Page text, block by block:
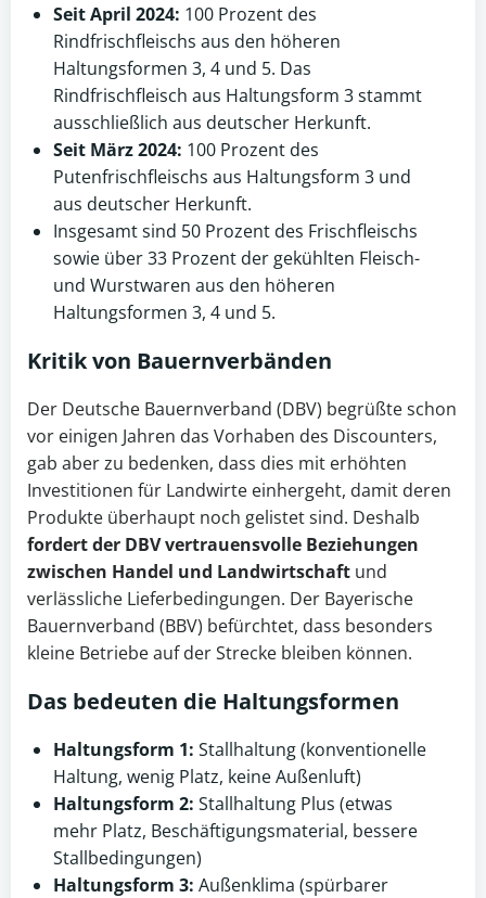
Seit April 2024: 100 Prozent des
Rindfrischfleischs aus den höheren
Haltungsformen 3, 4 und 5. Das
Rindfrischfleisch aus Haltungsform 3 stammt
ausschließlich aus deutscher Herkunft.
Seit März 2024: 100 Prozent des
Putenfrischfleischs aus Haltungsform 3 und
aus deutscher Herkunft.
Insgesamt sind 50 Prozent des Frischfleischs
sowie über 33 Prozent der gekühlten Fleisch-
und Wurstwaren aus den höheren
Haltungsformen 3, 4 und 5.
Kritik von Bauernverbänden
Der Deutsche Bauernverband (DBV) begrüßte schon
vor einigen Jahren das Vorhaben des Discounters,
gab aber zu bedenken, dass dies mit erhöhten
Investitionen für Landwirte einhergeht, damit deren
Produkte überhaupt noch gelistet sind. Deshalb
fordert der DBV vertrauensvolle Beziehungen
zwischen Handel und Landwirtschaft und
verlässliche Lieferbedingungen. Der Bayerische
Bauernverband (BBV) befürchtet, dass besonders
kleine Betriebe auf der Strecke bleiben können.
Das bedeuten die Haltungsformen
Haltungsform 1: Stallhaltung (konventionelle
Haltung, wenig Platz, keine Außenluft)
Haltungsform 2: Stallhaltung Plus (etwas
mehr Platz, Beschäftigungsmaterial, bessere
Stallbedingungen)
Haltungsform 3: Außenklima (spürbarer